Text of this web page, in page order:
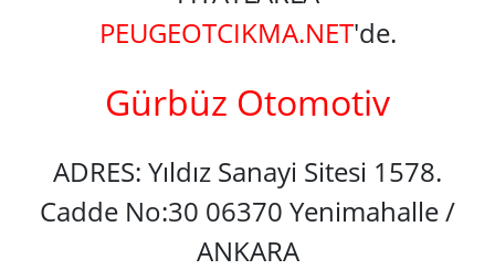
PEUGEOTCIKMA.NET'de.
Gürbüz Otomotiv
ADRES: Yıldız Sanayi Sitesi 1578.
Cadde No:30 06370 Yenimahalle /
ANKARA